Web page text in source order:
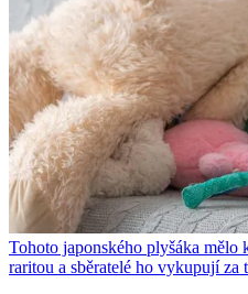
Tohoto japonského plyšáka mělo
raritou a sběratelé ho vykupují za